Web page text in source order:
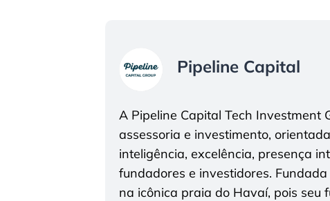
Pipeline Capital
A Pipeline Capital Tech
assessoria e investimento,
inteligência, excelência, presença
fundadores e investidores.
na icônica praia do Havaí, pois seu